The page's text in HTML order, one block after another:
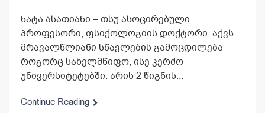
ნატა ასათიანი – თსუ ასოცირებული
პროფესორი, ფსიქოლოგიის დოქტორი. აქვს
მრავალწლიანი სწავლების გამოცდილება
როგორც სახელმწიფო, ისე კერძო
უნივერსიტეტებში. არის 2 წიგნის...
Continue Reading